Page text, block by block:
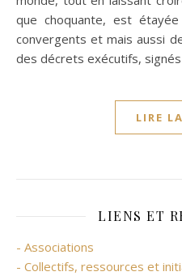
que choquante, est étayée
convergents et mais aussi
des décrets exécutifs,
LIRE
LIENS ET
- Associations
- Collectifs, ressources et